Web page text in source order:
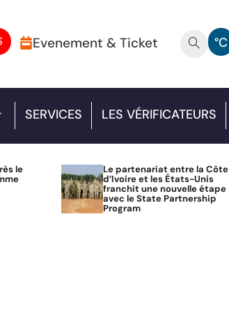
Evenement & Ticket °C
SERVICES LES VÉRIFICATEURS
le
Le partenariat entre la Côte
d’Ivoire et les États-Unis
franchit une nouvelle étape
avec le State Partnership
Program